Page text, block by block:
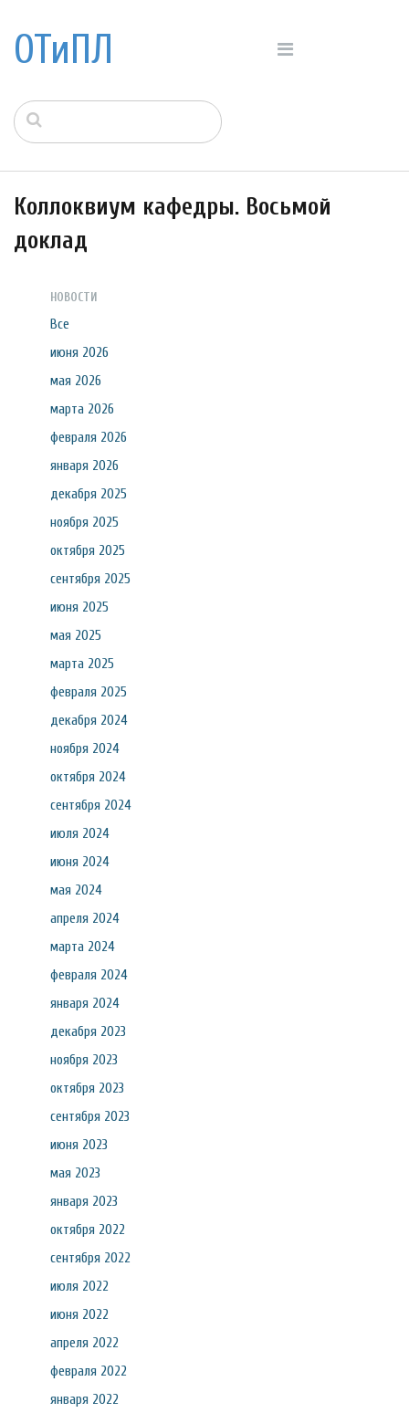
ОТиПЛ
Коллоквиум кафедры. Восьмой
доклад
НОВОСТИ
Все
июня 2026
мая 2026
марта 2026
февраля 2026
января 2026
декабря 2025
ноября 2025
октября 2025
сентября 2025
июня 2025
мая 2025
марта 2025
февраля 2025
декабря 2024
ноября 2024
октября 2024
сентября 2024
июля 2024
июня 2024
мая 2024
апреля 2024
марта 2024
февраля 2024
января 2024
декабря 2023
ноября 2023
октября 2023
сентября 2023
июня 2023
мая 2023
января 2023
октября 2022
сентября 2022
июля 2022
июня 2022
апреля 2022
февраля 2022
января 2022